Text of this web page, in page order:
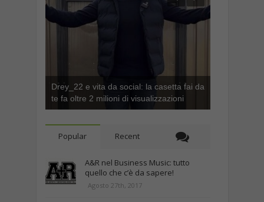
Drey_22 e vita da social: la casetta fai da
te fa oltre 2 milioni di visualizzazioni
Popular Recent
A&R nel Business Music: tutto
quello che c’è da sapere!
Agosto 27th, 2017